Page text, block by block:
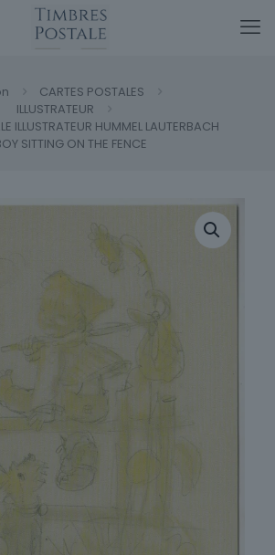
CARTES POSTALES
ILLUSTRATEUR
ILLUSTRATEUR HUMMEL LAUTERBACH
SITTING ON THE FENCE